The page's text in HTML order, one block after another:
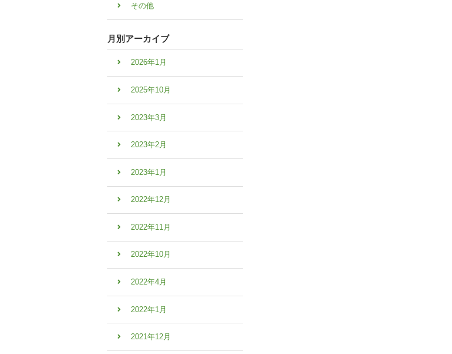
その他
月別アーカイブ
2026年1月
2025年10月
2023年3月
2023年2月
2023年1月
2022年12月
2022年11月
2022年10月
2022年4月
2022年1月
2021年12月